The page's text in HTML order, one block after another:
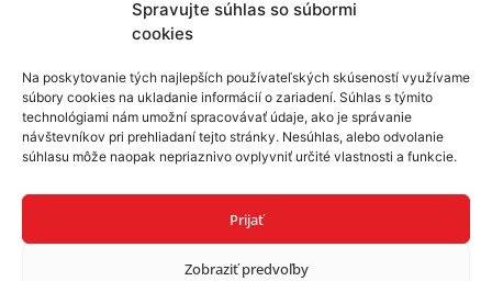
Spravujte súhlas so súbormi
cookies
Na poskytovanie tých najlepších používateľských skúseností využívame
súbory cookies na ukladanie informácií o zariadení. Súhlas s týmito
technológiami nám umožní spracovávať údaje, ako je správanie
návštevníkov pri prehliadaní tejto stránky. Nesúhlas, alebo odvolanie
súhlasu môže naopak nepriaznivo ovplyvniť určité vlastnosti a funkcie.
Prijať
Zobraziť predvoľby
+421 940 999 343
info@reklamask.sk